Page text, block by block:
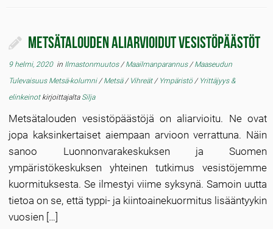
Metsätalouden aliarvioidut vesistöpäästöt
9 helmi, 2020in Ilmastonmuutos/Maailmanparannus/Maaseudun
Tulevaisuus Metsä-kolumni/Metsä/ Vihreät/ Ympäristö/ Yrittäjyys &
elinkeinot kirjoittajalta Silja
Metsätalouden vesistöpäästöjä on aliarvioitu. Ne ovat
jopa kaksinkertaiset aiempaan arvioon verrattuna. Näin
sanoo Luonnonvarakeskuksen ja Suomen
ympäristökeskuksen yhteinen tutkimus vesistöjemme
kuormituksesta. Se ilmestyi viime syksynä. Samoin uutta
tietoa on se, että typpi- ja kiintoainekuormitus lisääntyykin
vuosien […]